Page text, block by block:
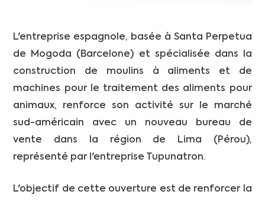
L'entreprise espagnole, basée à Santa Perpetua
de Mogoda (Barcelone) et spécialisée dans la
construction de moulins à aliments et de
machines pour le traitement des aliments pour
animaux, renforce son activité sur le marché
sud-américain avec un nouveau bureau de
vente dans la région de Lima (Pérou),
représenté par l'entreprise Tupunatron.
L'objectif de cette ouverture est de renforcer la